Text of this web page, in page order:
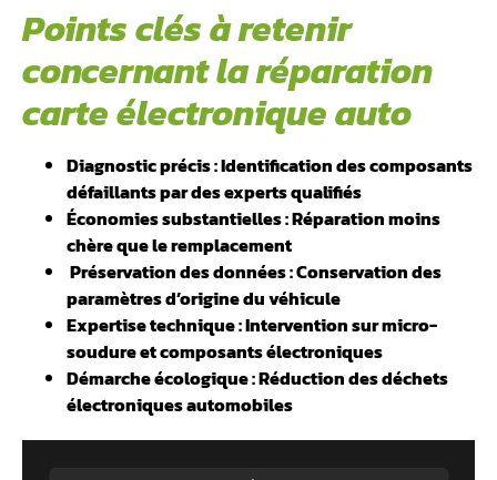
Points clés à retenir
concernant la réparation
carte électronique auto
Diagnostic précis : Identification des composants
défaillants par des experts qualifiés
Économies substantielles : Réparation moins
chère que le remplacement
️ Préservation des données : Conservation des
paramètres d’origine du véhicule
Expertise technique : Intervention sur micro-
soudure et composants électroniques
Démarche écologique : Réduction des déchets
électroniques automobiles